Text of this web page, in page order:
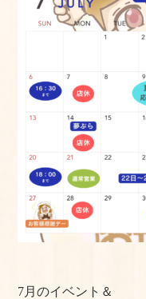
お問い合わ
よくある質
手作りキッ
美味しい
店舗情報
おかちゃ
7月のイベント＆